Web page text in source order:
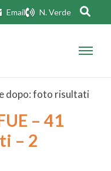
Email N. Verde
dopo: foto risultati
– 41
– 2